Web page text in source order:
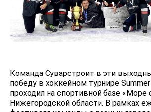
Команда Суварстроит в эти
победу в хоккейном турнире
проходил на спортивной базе «Море
Нижегородской области. В рамках